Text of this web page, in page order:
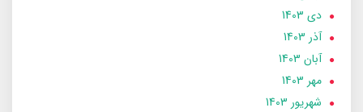
دی 1403
آذر 1403
آبان 1403
مهر 1403
شهریور 1403